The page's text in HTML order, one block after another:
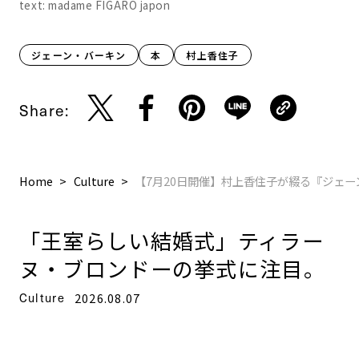
text: madame FIGARO japon
ジェーン・バーキン 本 村上香住子
Share:
Home Culture 【7月20日開催】村上香住子が綴る『ジェ
「王室らしい結婚式」ティラー
ヌ・ブロンドーの挙式に注目。
Culture 2026.08.07